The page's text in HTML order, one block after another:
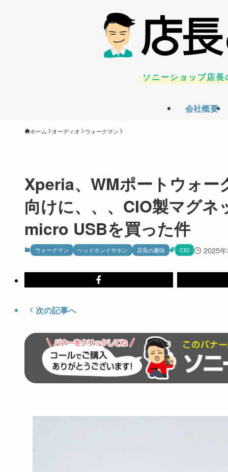
会社概要
ソニーショップ店
ホーム オーディオ ウォークマン
Xperia、WMポートウォ
向けに、、、CIO製マグ
micro USBを買った件
ウォークマン ヘッドホンイヤホン 店長の趣味 CIO 2025
次の記事へ